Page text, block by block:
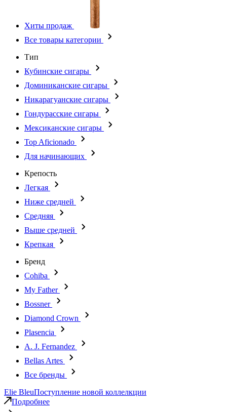
Хиты продаж
Все товары категории
Тип
Кубинские сигары
Доминиканские сигары
Никарагуанские сигары
Гондурасские сигары
Мексиканские сигары
Top Aficionado
Для начинающих
Крепость
Легкая
Ниже средней
Средняя
Выше средней
Крепкая
Бренд
Cohiba
My Father
Bossner
Diamond Crown
Plasencia
A. J. Fernandez
Bellas Artes
Все бренды
Elie BleuПоступление новой коллелкции
Подробнее